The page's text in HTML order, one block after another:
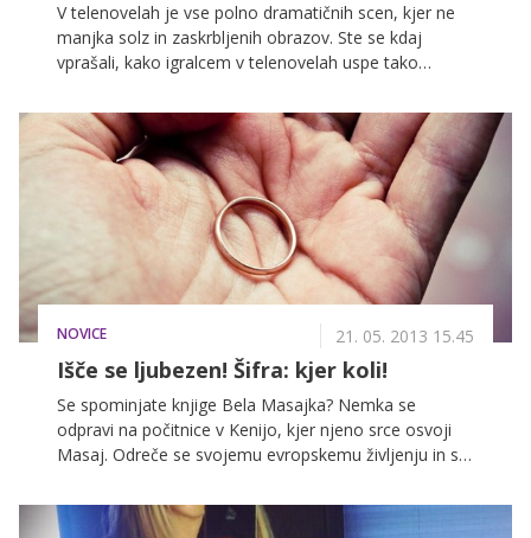
V telenovelah je vse polno dramatičnih scen, kjer ne
manjka solz in zaskrbljenih obrazov. Ste se kdaj
vprašali, kako igralcem v telenovelah uspe tako
Spodnji video vam ponuja konkreten odgovor.
NOVICE 21. 05. 2013 15.45
Išče se ljubezen! Šifra: kjer koli!
Se spominjate knjige Bela Masajka? Nemka se
odpravi na počitnice v Kenijo, kjer njeno srce osvoji
Masaj. Odreče se svojemu evropskemu življenju in se
drugačna od njene, ter se posledično prilagaja
tamkajšnjim kulturnim zahtevam. Odkar svetovni splet